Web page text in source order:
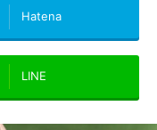
Hatena
LINE